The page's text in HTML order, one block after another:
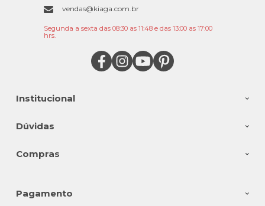
Institucional
Dúvidas
Compras
vendas@kiaga.com.br
Segunda a sexta das 08:30 as 11:48 e das 13:00 as 17:00
hrs.
Pagamento